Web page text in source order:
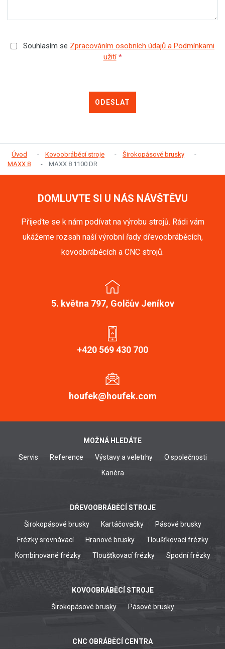
Souhlasím se Zpracováním osobních údajů a Podmínkami
užití *
ODESLAT
Úvod Kovoobráběcí stroje
Širokopásové brusky
MAXX 8
MAXX 8 1100 DR
DOMLUVTE SI U NÁS NÁVŠTĚVU
Přijeďte se k nám podívat na výrobu strojů. Rádi vám
ukážeme rozsah naší výrobní řady dřevoobráběcích,
kovoobráběcích a CNC strojů.
5. května 797, Golčův Jeníkov
+420 569 430 700
houfek@houfek.com
MOŽNÁ HLEDÁTE
Servis Reference Výstavy a veletrhy
O společnosti
Kariéra
DŘEVOOBRÁBĚCÍ STROJE
Širokopásové brusky Kartáčovačky
Pásové brusky
Frézky srovnávací
Hranové brusky
Tloušťkovací frézky
Kombinované frézky
Tloušťkovací frézky Spodní frézky
KOVOOBRÁBĚCÍ STROJE
Širokopásové brusky Pásové brusky
CNC OBRÁBĚCÍ CENTRA